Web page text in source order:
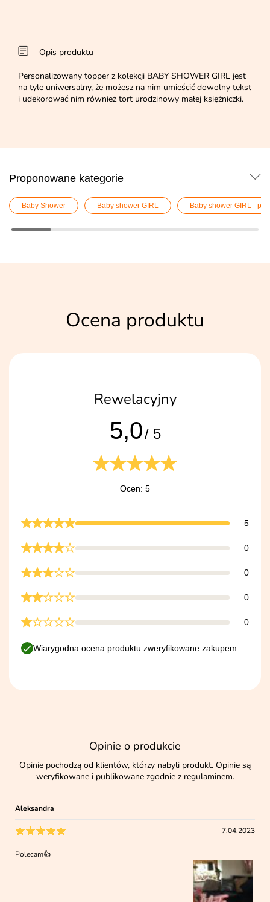
Opis produktu
Personalizowany topper z kolekcji BABY SHOWER GIRL jest
na tyle uniwersalny, że możesz na nim umieścić dowolny tekst
i udekorować nim również tort urodzinowy małej księżniczki.
Proponowane kategorie
Baby Shower Baby shower GIRL Baby shower GIRL -
Ocena produktu
Rewelacyjny
5,0/ 5
Ocen: 5
5
0
0
0
0
Wiarygodna ocena produktu zweryfikowane zakupem.
Opinie o produkcie
Opinie pochodzą od klientów, którzy nabyli produkt. Opinie są
weryfikowane i publikowane zgodnie z regulaminem.
Aleksandra
7.04.2023
Polecam👍